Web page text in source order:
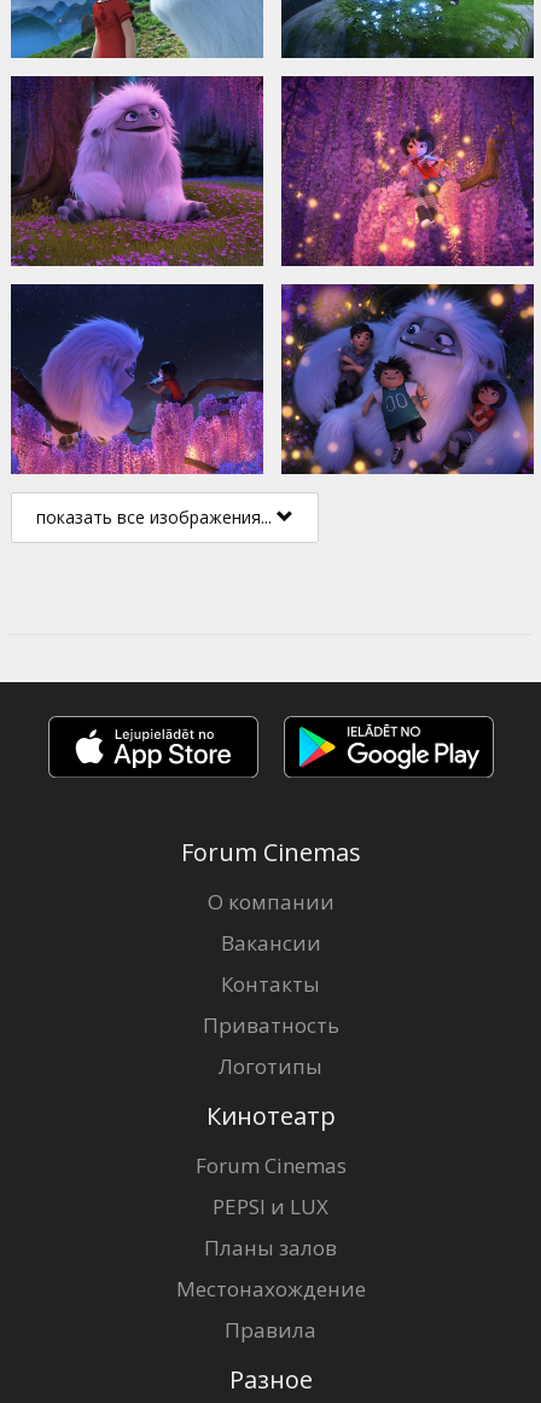
показать все изображения...
Forum Cinemas
О компании
Вакансии
Контакты
Приватность
Логотипы
Кинотеатр
Forum Cinemas
PEPSI и LUX
Планы залов
Местонахождение
Правила
Разное